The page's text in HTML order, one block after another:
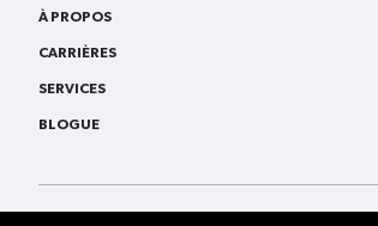
À PROPOS
CARRIÈRES
SERVICES
BLOGUE